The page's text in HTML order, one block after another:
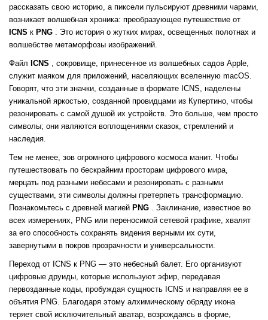
рассказать свою историю, а пиксели пульсируют древними чарами,
возникает волшебная хроника: преобразующее путешествие от
ICNS к PNG . Это история о жутких мирах, освещенных полотнах и
волшебстве метаморфозы изображений.
Файл ICNS , сокровище, принесенное из волшебных садов Apple,
служит маяком для приложений, населяющих вселенную macOS.
Говорят, что эти значки, созданные в формате ICNS, наделены
уникальной яркостью, созданной провидцами из Купертино, чтобы
резонировать с самой душой их устройств. Это больше, чем просто
символы; они являются воплощениями сказок, стремлений и
наследия.
Тем не менее, зов огромного цифрового космоса манит. Чтобы
путешествовать по бескрайним просторам цифрового мира,
мерцать под разными небесами и резонировать с разными
существами, эти символы должны претерпеть трансформацию.
Познакомьтесь с древней магией PNG . Заклинание, известное во
всех измерениях, PNG или переносимой сетевой графике, хвалят
за его способность сохранять видения верными их сути,
завернутыми в покров прозрачности и универсальности.
Переход от ICNS к PNG — это небесный балет. Его организуют
цифровые друиды, которые используют эфир, передавая
первозданные коды, пробуждая сущность ICNS и направляя ее в
объятия PNG. Благодаря этому алхимическому обряду икона
теряет свой исключительный аватар, возрождаясь в форме,